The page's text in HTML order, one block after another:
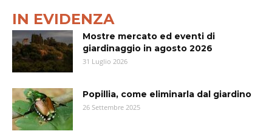
IN EVIDENZA
Mostre mercato ed eventi di
giardinaggio in agosto 2026
31 Luglio 2026
Popillia, come eliminarla dal giardino
26 Settembre 2025